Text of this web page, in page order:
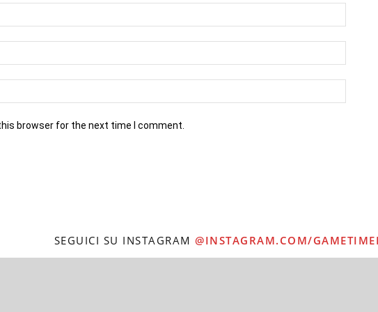
browser for the next time I comment.
SEGUICI SU INSTAGRAM @INSTAGRAM.COM/